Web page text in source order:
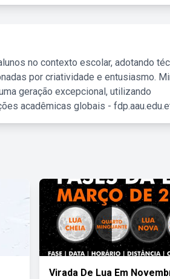
no contexto escolar, adotando
por criatividade e entusiasmo.
geração excepcional, utilizando
acadêmicas globais -
Virada De Lua Em